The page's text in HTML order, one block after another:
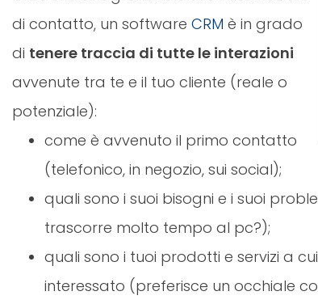
di contatto, un software CRM è in grado
di tenere traccia di tutte le interazioni
avvenute tra te e il tuo cliente (reale o
potenziale):
come è avvenuto il primo contatto
(telefonico, in negozio, sui social);
quali sono i suoi bisogni e i suoi
trascorre molto tempo al pc?);
quali sono i tuoi prodotti e servizi a
interessato (preferisce un occhiale